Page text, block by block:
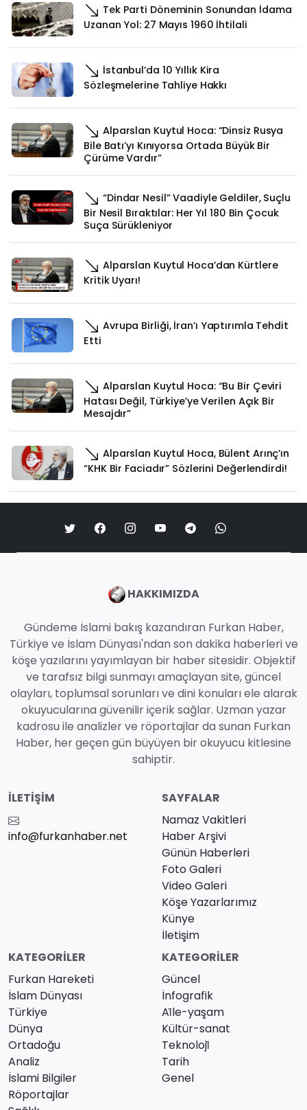
Tek Parti Döneminin Sonundan İdama
Uzanan Yol: 27 Mayıs 1960 İhtilali
İstanbul’da 10 Yıllık Kira
Sözleşmelerine Tahliye Hakkı
Alparslan Kuytul Hoca: “Dinsiz Rusya
Bile Batı’yı Kınıyorsa Ortada Büyük Bir
Çürüme Vardır”
“Dindar Nesil” Vaadiyle Geldiler, Suçlu
Bir Nesil Bıraktılar: Her Yıl 180 Bin Çocuk
Suça Sürükleniyor
Alparslan Kuytul Hoca’dan Kürtlere
Kritik Uyarı!
Avrupa Birliği, İran’ı Yaptırımla Tehdit
Etti
Alparslan Kuytul Hoca: “Bu Bir Çeviri
Hatası Değil, Türkiye’ye Verilen Açık Bir
Mesajdır”
Alparslan Kuytul Hoca, Bülent Arınç’ın
“KHK Bir Faciadır” Sözlerini Değerlendirdi!
HAKKIMIZDA
Gündeme İslami bakış kazandıran Furkan Haber,
Türkiye ve İslam Dünyası'ndan son dakika haberleri ve
köşe yazılarını yayımlayan bir haber sitesidir. Objektif
ve tarafsız bilgi sunmayı amaçlayan site, güncel
olayları, toplumsal sorunları ve dini konuları ele alarak
okuyucularına güvenilir içerik sağlar. Uzman yazar
kadrosu ile analizler ve röportajlar da sunan Furkan
Haber, her geçen gün büyüyen bir okuyucu kitlesine
sahiptir.
İLETIŞIM
info@furkanhaber.net
SAYFALAR
Namaz Vakitleri
Haber Arşivi
Günün Haberleri
Foto Galeri
Video Galeri
Köşe Yazarlarımız
Künye
İletişim
KATEGORILER
Furkan Hareketi
İslam Dünyası
Türkiye
Dünya
Ortadoğu
Analiz
İslami Bilgiler
Röportajlar
KATEGORILER
Güncel
İnfografik
Ai̇le-yaşam
Kültür-sanat
Teknoloji̇
Tarih
Genel